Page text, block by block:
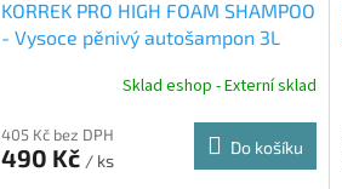
KORREK PRO HIGH FOAM SHAMPOO
- Vysoce pěnivý autošampon 3L
Sklad eshop - Externí sklad
405 Kč bez DPH
490 Kč / ks
Do košíku